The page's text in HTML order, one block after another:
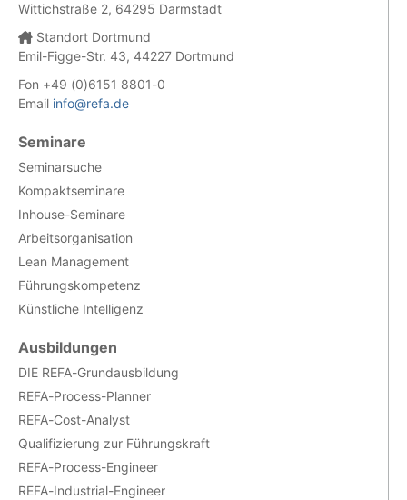
Wittichstraße 2, 64295 Darmstadt
Standort Dortmund
Emil-Figge-Str. 43, 44227 Dortmund
Fon +49 (0)6151 8801-0
Email info@refa.de
Seminare
Seminarsuche
Kompaktseminare
Inhouse-Seminare
Arbeitsorganisation
Lean Management
Führungskompetenz
Künstliche Intelligenz
Ausbildungen
DIE REFA-Grundausbildung
REFA-Process-Planner
REFA-Cost-Analyst
Qualifizierung zur Führungskraft
REFA-Process-Engineer
REFA-Industrial-Engineer